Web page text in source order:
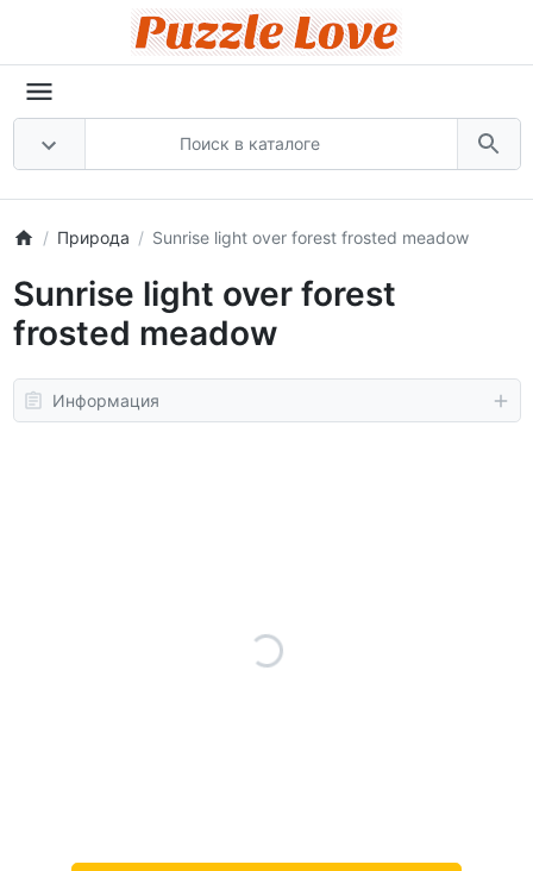
Природа Sunrise light over forest frosted meadow
Sunrise light over forest
frosted meadow
Информация